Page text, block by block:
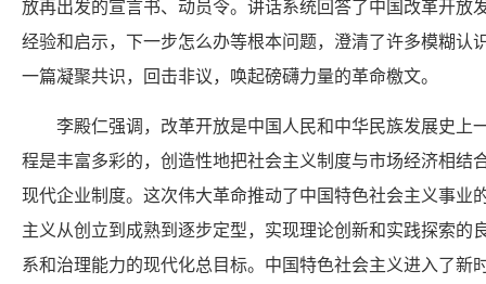
放再出发的宣言书、动员令。讲话系统回答了中国改革开放
经验和启示，下一步怎么办等根本问题，澄清了许多模糊认
一篇凝聚共识，回击非议，唤起磅礴力量的革命檄文。
李殿仁强调，改革开放是中国人民和中华民族发展史上
程是丰富多彩的，创造性地把社会主义制度与市场经济相结
现代企业制度。这次伟大革命推动了中国特色社会主义事业
主义从创立到成熟到逐步定型，实现理论创新和实践探索的
系和治理能力的现代化总目标。中国特色社会主义进入了新